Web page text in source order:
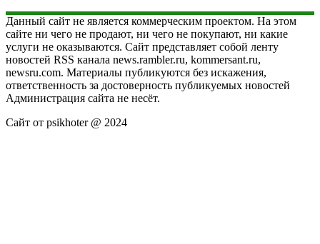
Данный сайт не является коммерческим проектом. На этом
сайте ни чего не продают, ни чего не покупают, ни какие
услуги не оказываются. Сайт представляет собой ленту
новостей RSS канала news.rambler.ru, kommersant.ru,
newsru.com. Материалы публикуются без искажения,
ответственность за достоверность публикуемых новостей
Администрация сайта не несёт.
Сайт от psikhoter @ 2024